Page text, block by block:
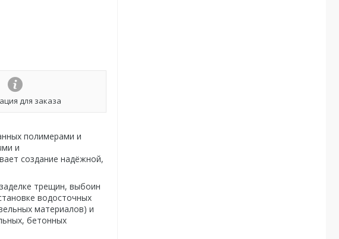
для заказа
полимерами и
и
создание надёжной,
трещин, выбоин
водосточных
материалов) и
бетонных